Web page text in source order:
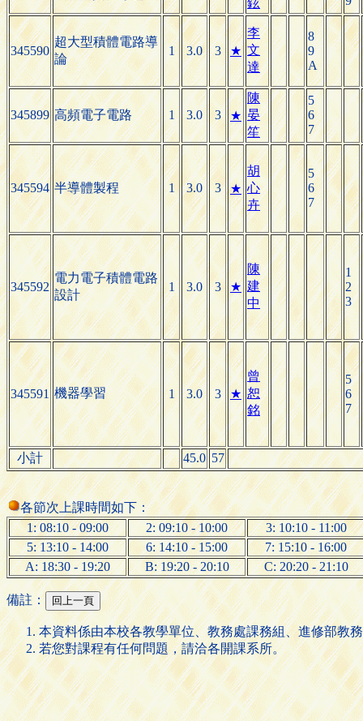
鉉
345590
超大型積體電路導
論
1 3.0 3 ★
李
文
達
8
9
A
345899 高頻電子電路 1 3.0 3 ★
陳
晏
笙
5
6
7
345594 半導體製程 1 3.0 3 ★
胡
心
卉
5
6
7
345592
電力電子積體電路
設計
1 3.0 3 ★
陳
建
中
1
2
3
345591 機器學習 1 3.0 3 ★
曾
恕
銘
5
6
7
小計 45.0 57
各節次上課時間如下：
1: 08:10 - 09:00
2: 09:10 - 10:00
3: 10:10 - 11:00
5: 13:10 - 14:00
6: 14:10 - 15:00
7: 15:10 - 16:00
A: 18:30 - 19:20
B: 19:20 - 20:10 C: 20:20 - 21:10
備註：
本資料係由本校各教學單位、教務處課務組、進修部教
若您對課程有任何問題，請洽各開課系所。